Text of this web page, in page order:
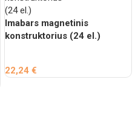
Imabars magnetinis
konstruktorius (24 el.)
22,24 €